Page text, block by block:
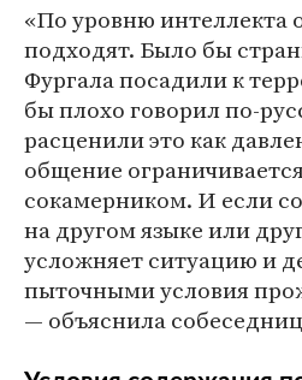
«По уровню интеллекта
подходят. Было бы
Фургала посадили к
бы плохо говорил по-
расценили это как
общение
сокамерником. И если
на другом языке или
усложняет ситуацию и
пыточными условия
— объяснила